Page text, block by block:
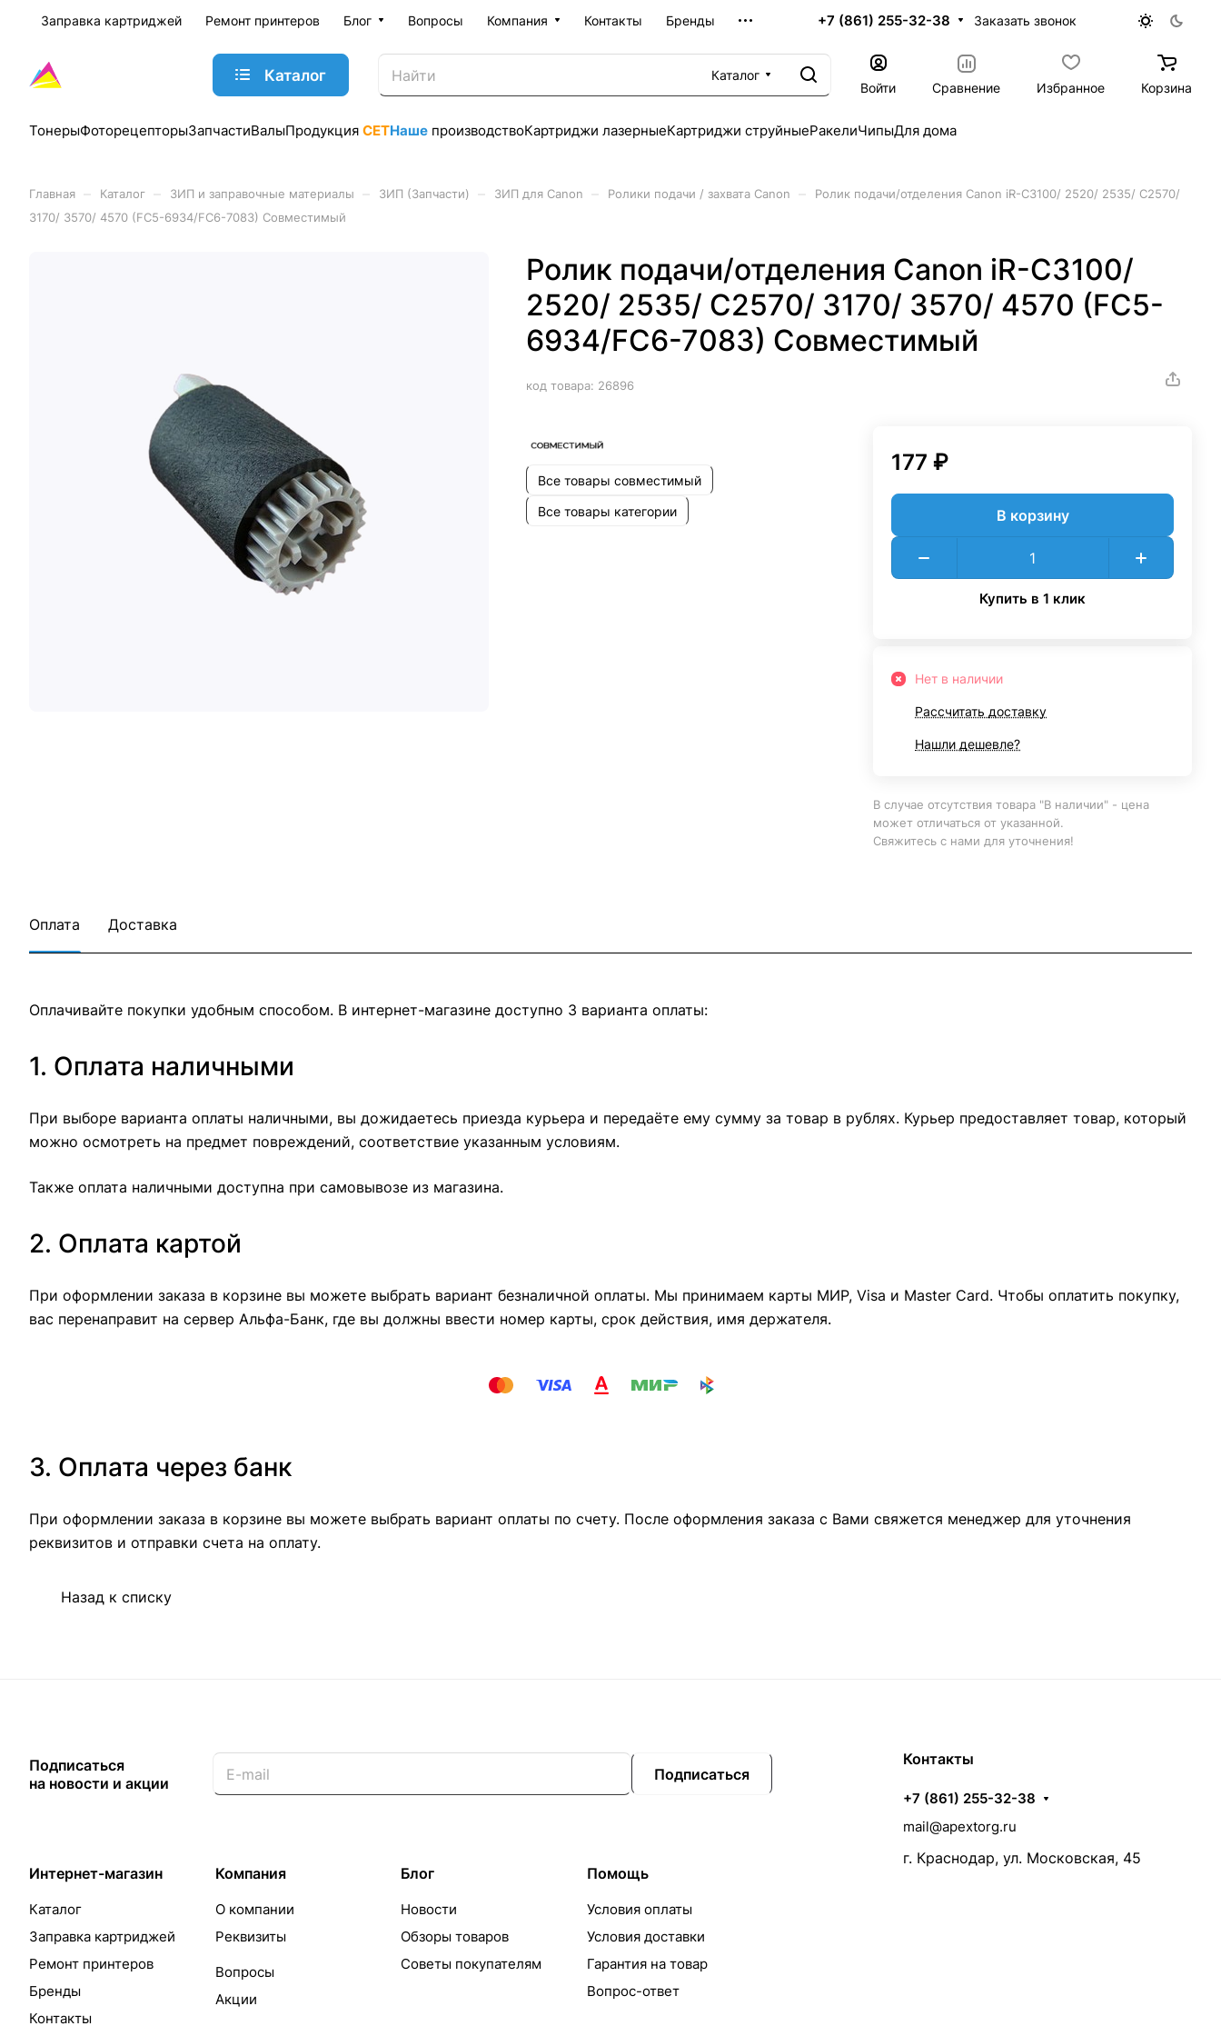
Заправка картриджей Ремонт принтеров Блог Вопросы Компания Контакты Бренды +7 (861) 255-32-38 Заказать звонок
Каталог
Каталог
Войти
Сравнение Избранное Корзина
ТонерыФоторецепторыЗапчастиВалыПродукция CETНаше производствоКартриджи лазерныеКартриджи струйныеРакелиЧипыДля дома
Главная Каталог ЗИП и заправочные материалы ЗИП (Запчасти) ЗИП для Canon Ролики подачи / захвата Canon
Ролик подачи/отделения Canon iR-C3100/ 2520/ 2535/ C2570/
3170/ 3570/ 4570 (FC5-6934/FC6-7083) Совместимый
Ролик подачи/отделения Canon iR-C3100/
2520/ 2535/ C2570/ 3170/ 3570/ 4570 (FC5-
6934/FC6-7083) Совместимый
код товара: 26896
Все товары совместимый
Все товары категории
177 ₽
В корзину
Купить в 1 клик
Нет в наличии
Рассчитать доставку
Нашли дешевле?
В случае отсутствия товара "В наличии" - цена
может отличаться от указанной.
Свяжитесь с нами для уточнения!
Оплата Доставка
Оплачивайте покупки удобным способом. В интернет-магазине доступно 3 варианта оплаты:
1. Оплата наличными
При выборе варианта оплаты наличными, вы дожидаетесь приезда курьера и передаёте ему сумму за товар в рублях. Курьер предоставляет товар, который
можно осмотреть на предмет повреждений, соответствие указанным условиям.
Также оплата наличными доступна при самовывозе из магазина.
2. Оплата картой
При оформлении заказа в корзине вы можете выбрать вариант безналичной оплаты. Мы принимаем карты МИР, Visa и Master Card. Чтобы оплатить покупку,
вас перенаправит на сервер Альфа-Банк, где вы должны ввести номер карты, срок действия, имя держателя.
3. Оплата через банк
При оформлении заказа в корзине вы можете выбрать вариант оплаты по счету. После оформления заказа с Вами свяжется менеджер для уточнения
реквизитов и отправки счета на оплату.
Назад к списку
Подписаться
на новости и акции
Подписаться
Интернет-магазин
Каталог
Заправка картриджей
Ремонт принтеров
Бренды
Контакты
Компания
О компании
Реквизиты
Вопросы
Акции
Блог
Новости
Обзоры товаров
Советы покупателям
Помощь
Условия оплаты
Условия доставки
Гарантия на товар
Вопрос-ответ
Контакты
+7 (861) 255-32-38
mail@apextorg.ru
г. Краснодар, ул. Московская, 45